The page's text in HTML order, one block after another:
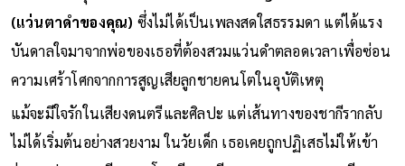
ชีวิตตอนอายุ 8 ขวบ เพลงนั้นมีชื่อว่า‘Tus gafas oscuras’
(แว่นตาดำของคุณ)ซึ่งไม่ได้เป็นเพลงสดใสธรรมดา แต่ได้แรง
บันดาลใจมาจากพ่อของเธอที่ต้องสวมแว่นดำตลอดเวลาเพื่อซ่อน
ความเศร้าโศกจากการสูญเสียลูกชายคนโตในอุบัติเหตุ
แม้จะมีใจรักในเสียงดนตรีและศิลปะ แต่เส้นทางของชากีรากลับ